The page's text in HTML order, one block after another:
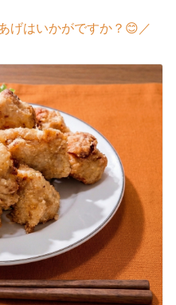
げはいかがですか？😊／